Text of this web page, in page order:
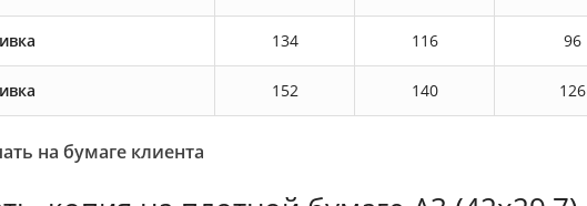
134 116 96
152 140 126
на бумаге клиента